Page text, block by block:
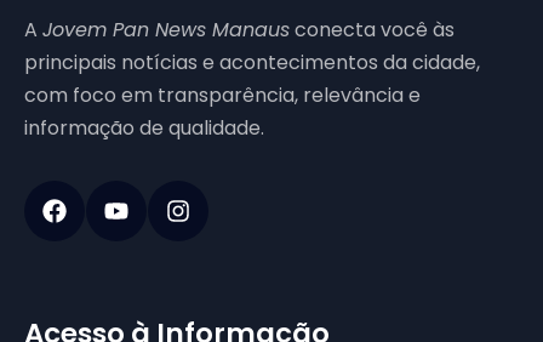
A Jovem Pan News Manausconecta você às
principais notícias e acontecimentos da cidade,
com foco em transparência, relevância e
informação de qualidade.
Acesso à Informação